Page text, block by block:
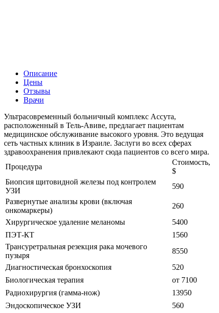
Описание
Цены
Отзывы
Врачи
Ультрасовременный больничный комплекс Ассута,
расположенный в Тель-Авиве, предлагает пациентам
медицинское обслуживание высокого уровня. Это ведущая
сеть частных клиник в Израиле. Заслуги во всех сферах
здравоохранения привлекают сюда пациентов со всего мира.
Процедура
Стоимость,
$
Биопсия щитовидной железы под контролем
УЗИ
590
Развернутые анализы крови (включая
онкомаркеры)
260
Хирургическое удаление меланомы
5400
ПЭТ-КТ
1560
Трансуретральная резекция рака мочевого
пузыря
8550
Диагностическая бронхоскопия
520
Биологическая терапия
от 7100
Радиохирургия (гамма-нож)
13950
Эндоскопическое УЗИ
560